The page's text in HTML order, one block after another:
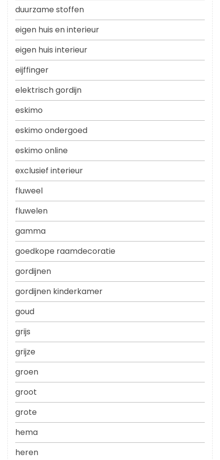
duurzame stoffen
eigen huis en interieur
eigen huis interieur
eijffinger
elektrisch gordijn
eskimo
eskimo ondergoed
eskimo online
exclusief interieur
fluweel
fluwelen
gamma
goedkope raamdecoratie
gordijnen
gordijnen kinderkamer
goud
grijs
grijze
groen
groot
grote
hema
heren